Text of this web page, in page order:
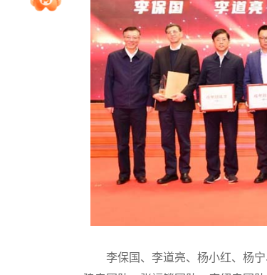
李保国、李道亮、杨小红、杨宁